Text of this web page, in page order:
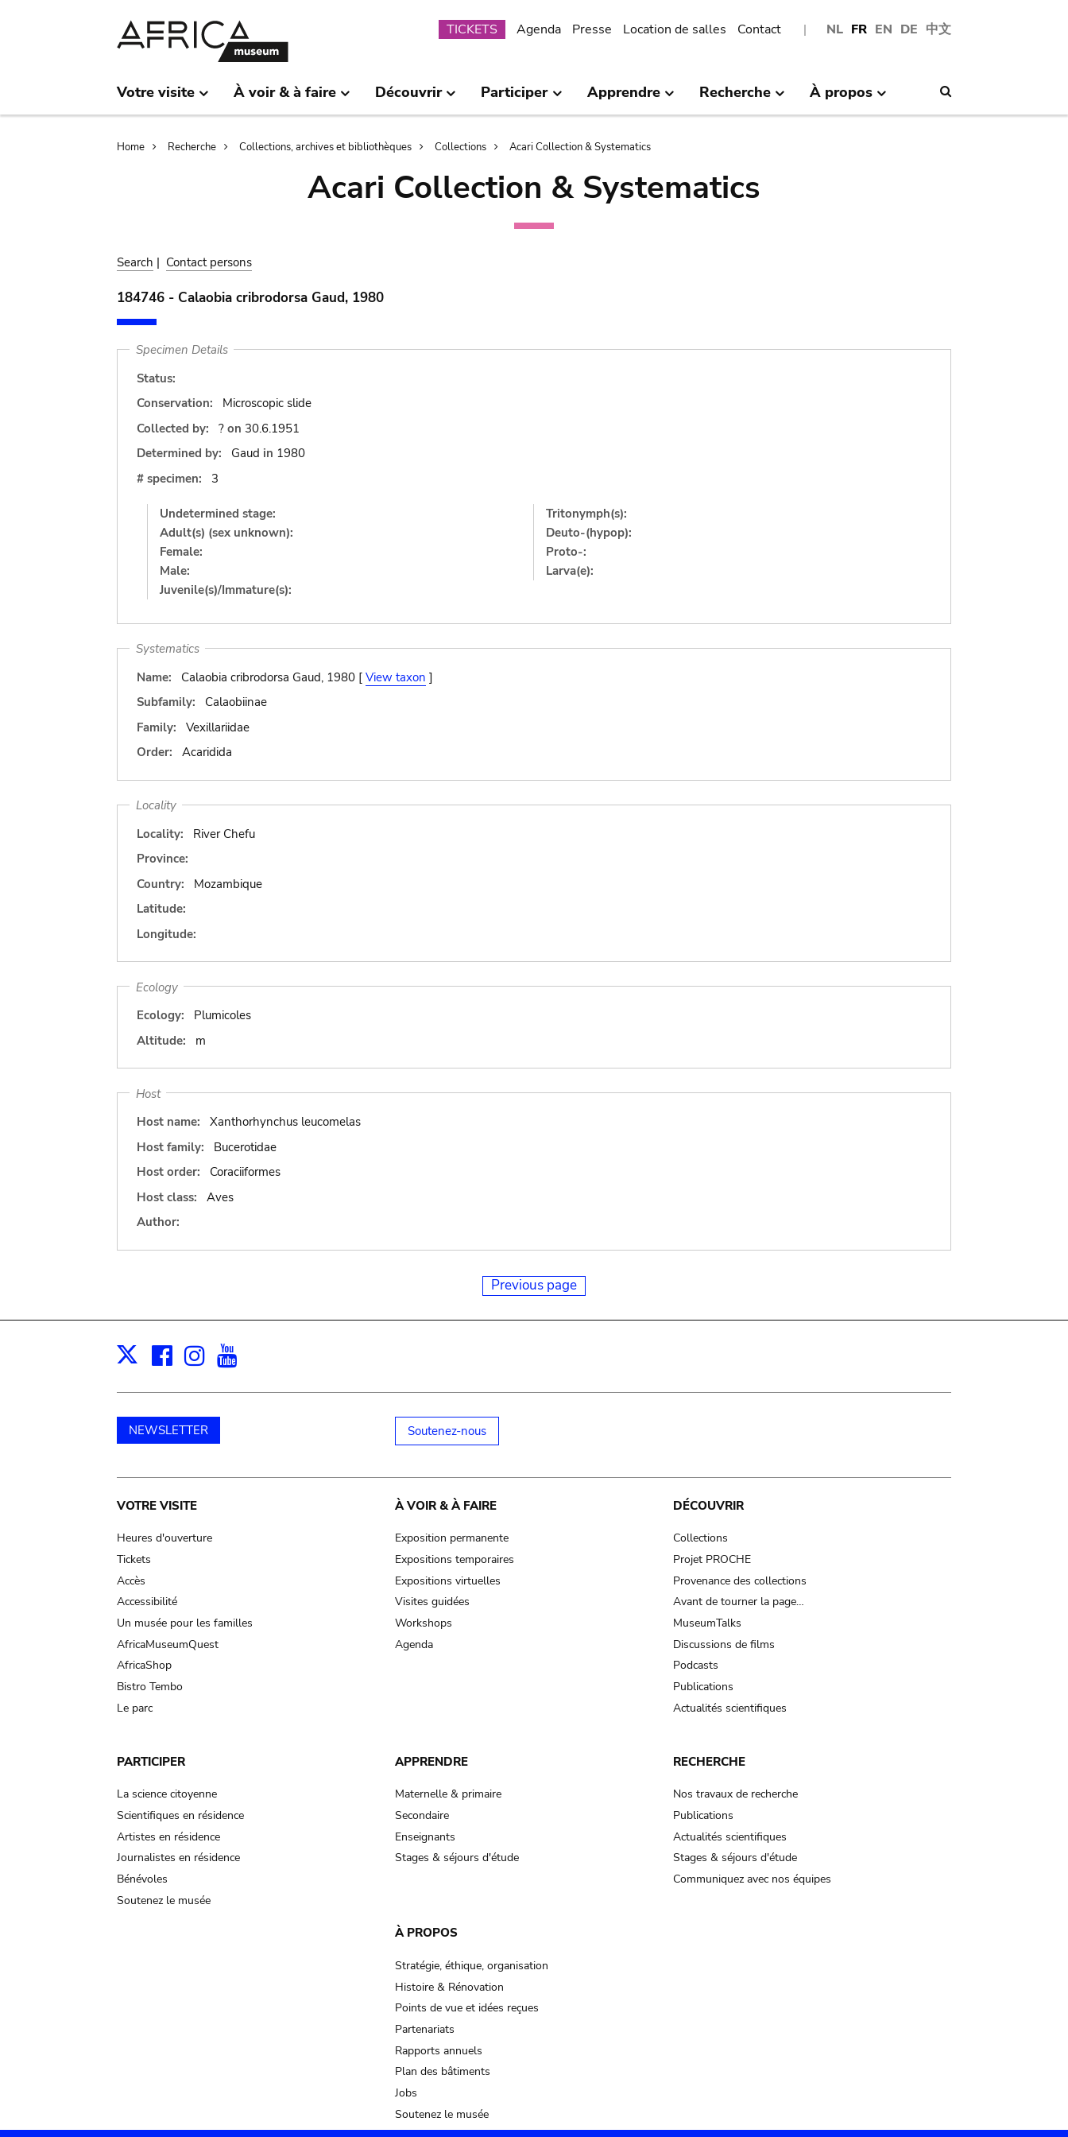
NL FR EN DE 中文
Submenu
TICKETS Agenda Presse Location de salles Contact
Votre visite À voir & à faire Découvrir Participer Apprendre Recherche À propos
Breadcrumb
Home Recherche Collections, archives et bibliothèques Collections Acari Collection & Systematics
Acari Collection & Systematics
Search | Contact persons
184746 - Calaobia cribrodorsa Gaud, 1980
Specimen Details
Status:
Conservation:
Microscopic slide
Collected by:
? on 30.6.1951
Determined by:
Gaud in 1980
# specimen:
3
Undetermined stage:
Adult(s) (sex unknown):
Female:
Male:
Juvenile(s)/Immature(s):
Tritonymph(s):
Deuto-(hypop):
Proto-:
Larva(e):
Systematics
Name:
Calaobia cribrodorsa Gaud, 1980 [ View taxon ]
Subfamily:
Calaobiinae
Family:
Vexillariidae
Order:
Acaridida
Locality
Locality:
River Chefu
Province:
Country:
Mozambique
Latitude:
Longitude:
Ecology
Ecology:
Plumicoles
Altitude:
m
Host
Host name:
Xanthorhynchus leucomelas
Host family:
Bucerotidae
Host order:
Coraciiformes
Host class:
Aves
Author:
Previous page
X Facebook
Instagram
NEWSLETTER Soutenez-nous
Main
navigation
VOTRE VISITE
Heures d'ouverture
Tickets
Accès
Accessibilité
Un musée pour les familles
AfricaMuseumQuest
AfricaShop
Bistro Tembo
Le parc
À VOIR & À FAIRE
Exposition permanente
Expositions temporaires
Expositions virtuelles
Visites guidées
Workshops
Agenda
DÉCOUVRIR
Collections
Projet PROCHE
Provenance des collections
Avant de tourner la page…
MuseumTalks
Discussions de films
Podcasts
Publications
Actualités scientifiques
PARTICIPER
La science citoyenne
Scientifiques en résidence
Artistes en résidence
Journalistes en résidence
Bénévoles
Soutenez le musée
APPRENDRE
Maternelle & primaire
Secondaire
Enseignants
Stages & séjours d'étude
RECHERCHE
Nos travaux de recherche
Publications
Actualités scientifiques
Stages & séjours d'étude
Communiquez avec nos équipes
À PROPOS
Stratégie, éthique, organisation
Histoire & Rénovation
Points de vue et idées reçues
Partenariats
Rapports annuels
Plan des bâtiments
Jobs
Soutenez le musée